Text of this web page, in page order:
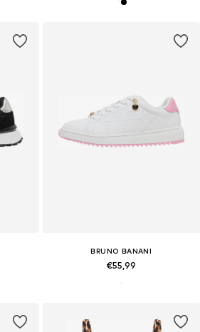
BRUNO BANANI
€55,99